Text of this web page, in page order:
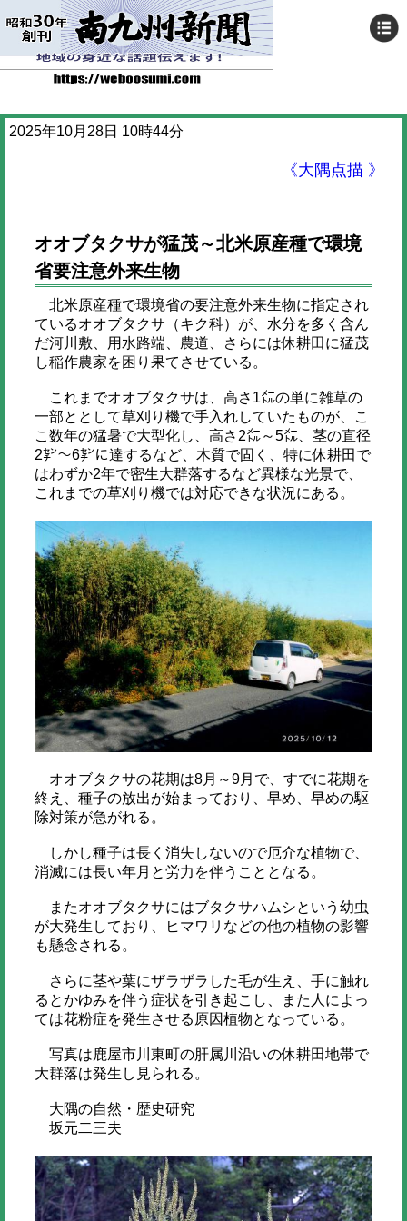
2025年10月28日 10時44分
《大隅点描 》
オオブタクサが猛茂～北米原産種で環境
省要注意外来生物
北米原産種で環境省の要注意外来生物に指定され
ているオオブタクサ（キク科）が、水分を多く含ん
だ河川敷、用水路端、農道、さらには休耕田に猛茂
し稲作農家を困り果てさせている。
これまでオオブタクサは、高さ1㍍の単に雑草の
一部ととして草刈り機で手入れしていたものが、こ
こ数年の猛暑で大型化し、高さ2㍍～5㍍、茎の直径
2㌢～6㌢に達するなど、木質で固く、特に休耕田で
はわずか2年で密生大群落するなど異様な光景で、
これまでの草刈り機では対応できな状況にある。
オオブタクサの花期は8月～9月で、すでに花期を
終え、種子の放出が始まっており、早め、早めの駆
除対策が急がれる。
しかし種子は長く消失しないので厄介な植物で、
消滅には長い年月と労力を伴うこととなる。
またオオブタクサにはブタクサハムシという幼虫
が大発生しており、ヒマワリなどの他の植物の影響
も懸念される。
さらに茎や葉にザラザラした毛が生え、手に触れ
るとかゆみを伴う症状を引き起こし、また人によっ
ては花粉症を発生させる原因植物となっている。
写真は鹿屋市川東町の肝属川沿いの休耕田地帯で
大群落は発生し見られる。
大隅の自然・歴史研究
坂元二三夫